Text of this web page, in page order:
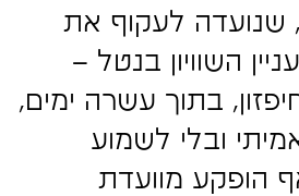
לעקוף את
השוויון בנטל –
בתוך עשרה ימים,
אמיתי ובלי לשמוע
הופקע מוועדת